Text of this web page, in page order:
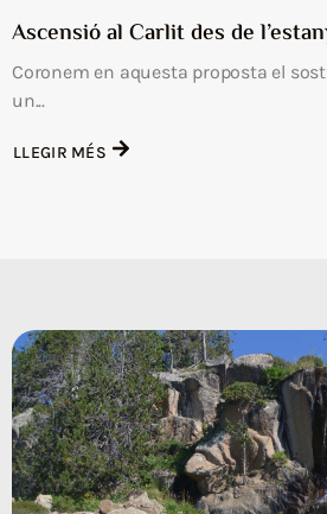
Ascensió al Carlit des de
Coronem en aquesta proposta el
un...
LLEGIR MÉS